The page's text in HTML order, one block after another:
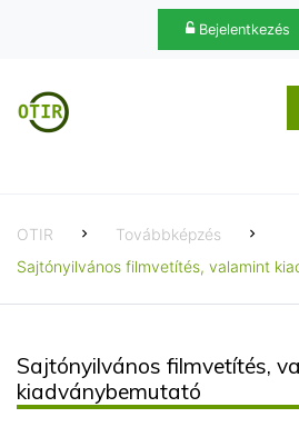
Bejelentkezés
OTIR
Továbbképzés
Sajtónyilvános filmvetítés, valamint
Sajtónyilvános filmvetítés,
kiadványbemutató